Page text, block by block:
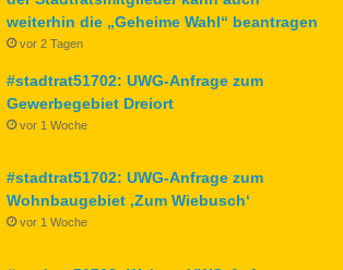
weiterhin die „Geheime Wahl“ beantragen
vor 2 Tagen
#stadtrat51702: UWG-Anfrage zum
Gewerbegebiet Dreiort
vor 1 Woche
#stadtrat51702: UWG-Anfrage zum
Wohnbaugebiet ‚Zum Wiebusch‘
vor 1 Woche